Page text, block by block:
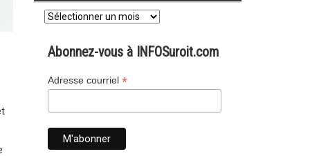
Tous
les
d’INFOSuroit
Abonnez-vous à INFOSuroit.com
Adresse courriel *